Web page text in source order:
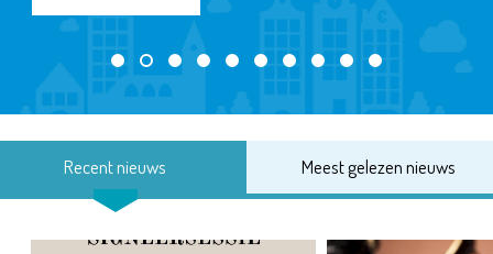
Recent nieuws Meest gelezen nieuws